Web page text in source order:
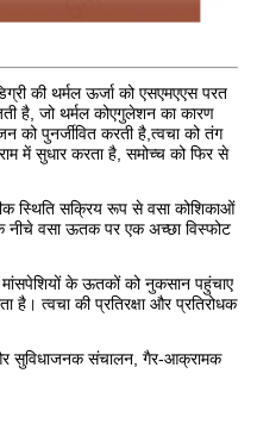
की थर्मल ऊर्जा को एसएमएएस परत
है, जो थर्मल कोएगुलेशन का कारण
को पुनर्जीवित करती है,त्वचा को तंग
में सुधार करता है, समोच्च को फिर से
स्थिति सक्रिय रूप से वसा कोशिकाओं
वसा ऊतक पर एक अच्छा विस्फोट
के ऊतकों को नुकसान पहुंचाए
है। त्वचा की प्रतिरक्षा और प्रतिरोधक
सुविधाजनक संचालन, गैर-आक्रामक